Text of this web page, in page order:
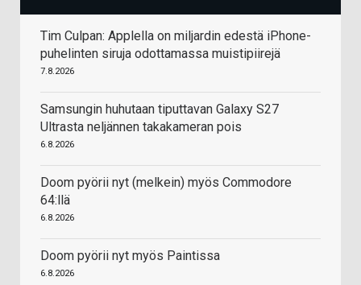
Tim Culpan: Applella on miljardin edestä iPhone-
puhelinten siruja odottamassa muistipiirejä
7.8.2026
Samsungin huhutaan tiputtavan Galaxy S27
Ultrasta neljännen takakameran pois
6.8.2026
Doom pyörii nyt (melkein) myös Commodore
64:llä
6.8.2026
Doom pyörii nyt myös Paintissa
6.8.2026